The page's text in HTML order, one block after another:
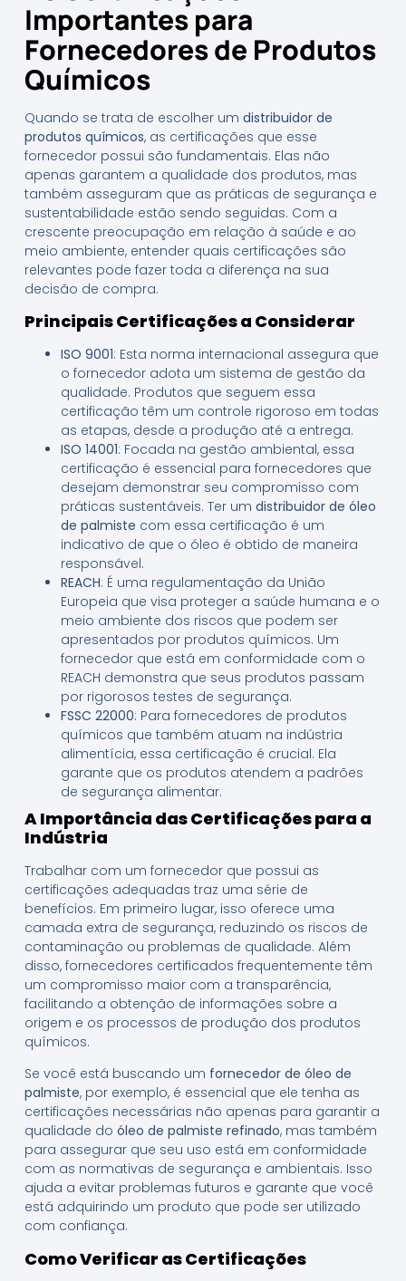
Importantes para
Fornecedores de Produtos
Químicos
Quando se trata de escolher um distribuidor de
produtos químicos, as certificações que esse
fornecedor possui são fundamentais. Elas não
apenas garantem a qualidade dos produtos, mas
também asseguram que as práticas de segurança e
sustentabilidade estão sendo seguidas. Com a
crescente preocupação em relação à saúde e ao
meio ambiente, entender quais certificações são
relevantes pode fazer toda a diferença na sua
decisão de compra.
Principais Certificações a Considerar
ISO 9001: Esta norma internacional assegura que
o fornecedor adota um sistema de gestão da
qualidade. Produtos que seguem essa
certificação têm um controle rigoroso em todas
as etapas, desde a produção até a entrega.
ISO 14001: Focada na gestão ambiental, essa
certificação é essencial para fornecedores que
desejam demonstrar seu compromisso com
práticas sustentáveis. Ter um distribuidor de óleo
de palmiste com essa certificação é um
indicativo de que o óleo é obtido de maneira
responsável.
REACH: É uma regulamentação da União
Europeia que visa proteger a saúde humana e o
meio ambiente dos riscos que podem ser
apresentados por produtos químicos. Um
fornecedor que está em conformidade com o
REACH demonstra que seus produtos passam
por rigorosos testes de segurança.
FSSC 22000: Para fornecedores de produtos
químicos que também atuam na indústria
alimentícia, essa certificação é crucial. Ela
garante que os produtos atendem a padrões
de segurança alimentar.
A Importância das Certificações para a
Indústria
Trabalhar com um fornecedor que possui as
certificações adequadas traz uma série de
benefícios. Em primeiro lugar, isso oferece uma
camada extra de segurança, reduzindo os riscos de
contaminação ou problemas de qualidade. Além
disso, fornecedores certificados frequentemente têm
um compromisso maior com a transparência,
facilitando a obtenção de informações sobre a
origem e os processos de produção dos produtos
químicos.
Se você está buscando um fornecedor de óleo de
palmiste, por exemplo, é essencial que ele tenha as
certificações necessárias não apenas para garantir a
qualidade do óleo de palmiste refinado, mas também
para assegurar que seu uso está em conformidade
com as normativas de segurança e ambientais. Isso
ajuda a evitar problemas futuros e garante que você
está adquirindo um produto que pode ser utilizado
com confiança.
Como Verificar as Certificações